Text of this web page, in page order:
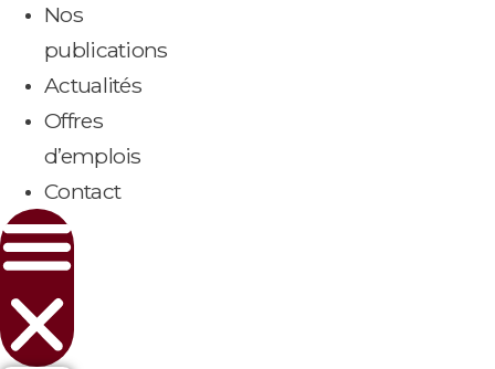
Nos
publications
Actualités
Offres
d’emplois
Contact